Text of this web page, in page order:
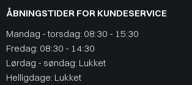
ÅBNINGSTIDER FOR KUNDESERVICE
Mandag - torsdag: 08:30 - 15:30
Fredag: 08:30 - 14:30
Lørdag - søndag: Lukket
Helligdage: Lukket